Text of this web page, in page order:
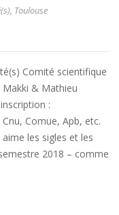
, Toulouse
Comité scientifique
Makki & Mathieu
:
Comue, Apb, etc.
les sigles et les
2018 – comme